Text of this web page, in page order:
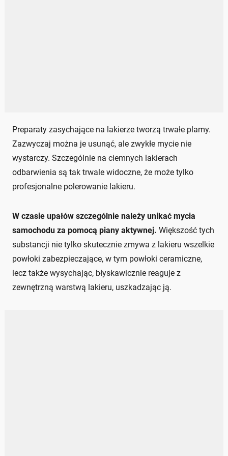
Preparaty zasychające na lakierze tworzą trwałe plamy.
Zazwyczaj można je usunąć, ale zwykłe mycie nie
wystarczy. Szczególnie na ciemnych lakierach
odbarwienia są tak trwale widoczne, że może tylko
profesjonalne polerowanie lakieru.
W czasie upałów szczególnie należy unikać mycia
samochodu za pomocą piany aktywnej. Większość tych
substancji nie tylko skutecznie zmywa z lakieru wszelkie
powłoki zabezpieczające, w tym powłoki ceramiczne,
lecz także wysychając, błyskawicznie reaguje z
zewnętrzną warstwą lakieru, uszkadzając ją.